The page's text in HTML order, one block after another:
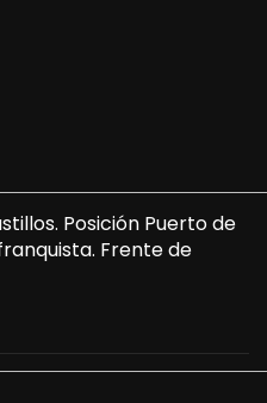
Posición Puerto de
Frente de